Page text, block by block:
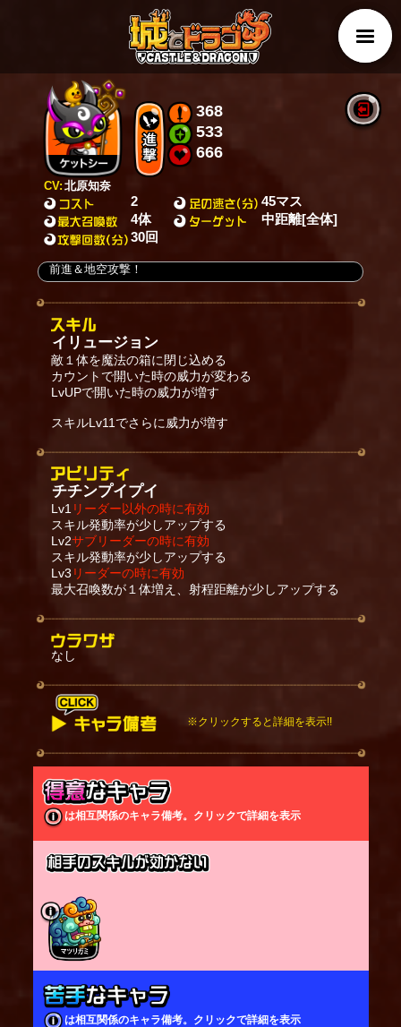
CV: 北原知奈
368
533
666
2
4体
30回
45マス
中距離[全体]
前進＆地空攻撃！
イリュージョン
敵１体を魔法の箱に閉じ込める
カウントで開いた時の威力が変わる
LvUPで開いた時の威力が増す
スキルLv11でさらに威力が増す
チチンプイプイ
Lv1 リーダー以外の時に有効
スキル発動率が少しアップする
Lv2サブリーダーの時に有効
スキル発動率が少しアップする
Lv3 リーダーの時に有効
最大召喚数が１体増え、射程距離が少しアップする
なし
※クリックすると詳細を表示!!
箱は「箱のカウントが０になる」「箱が攻撃を７回
受ける」「箱が大砲を受ける」もしくは「ケットシ
ー本体が死亡したり睡眠/石化等を受けて行動不能に
なる」のどれかで開く。
白いカウントの時はダメージなし、オレンジで地上
の敵にダメージ、赤で地空の敵に大ダメージを与え
る。
敵を閉じ込めている間、ケットシーは受けるダメー
ジが少し軽減される。
剣士/飛行キャラ/大型キャラは箱に閉じ込めることが
できない。
は相互関係のキャラ備考。クリックで詳細を表示
は相互関係のキャラ備考。クリックで詳細を表示